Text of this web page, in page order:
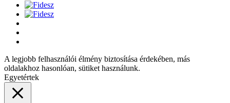
A legjobb felhasználói élmény biztosítása érdekében, más
oldalakhoz hasonlóan, sütiket használunk.
Egyetértek